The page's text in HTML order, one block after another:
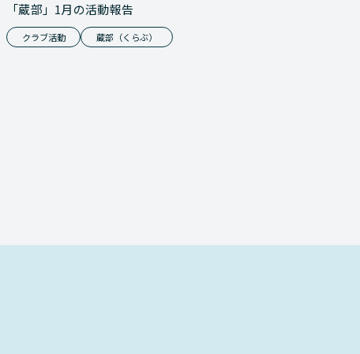
「蔵部」1月の活動報告
クラブ活動 蔵部（くらぶ）